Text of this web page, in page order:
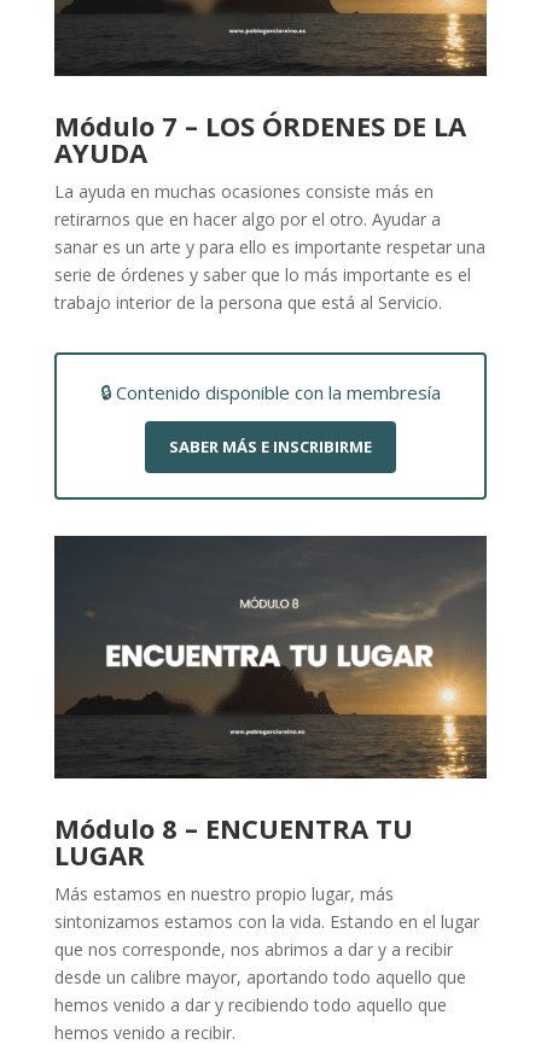
Módulo 7 – LOS ÓRDENES DE LA
AYUDA
La ayuda en muchas ocasiones consiste más en
retirarnos que en hacer algo por el otro. Ayudar a
sanar es un arte y para ello es importante respetar una
serie de órdenes y saber que lo más importante es el
trabajo interior de la persona que está al Servicio.
🔒 Contenido disponible con la membresía
SABER MÁS E INSCRIBIRME
Módulo 8 – ENCUENTRA TU
LUGAR
Más estamos en nuestro propio lugar, más
sintonizamos estamos con la vida. Estando en el lugar
que nos corresponde, nos abrimos a dar y a recibir
desde un calibre mayor, aportando todo aquello que
hemos venido a dar y recibiendo todo aquello que
hemos venido a recibir.